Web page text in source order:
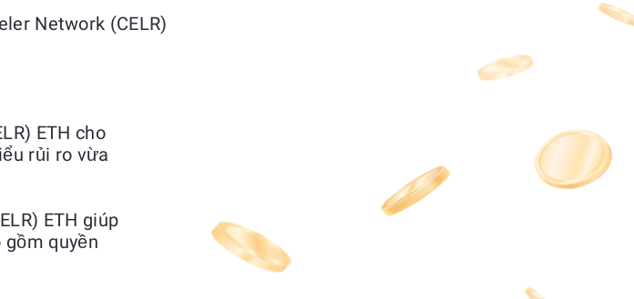
Network (CELR)
ETH cho
rủi ro vừa
ETH giúp
quyền